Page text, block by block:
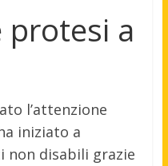
protesi a
l’attenzione
iniziato a
disabili grazie